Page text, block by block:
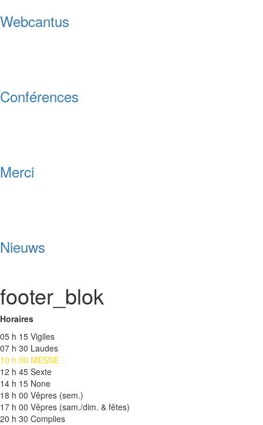
Webcantus
Conférences
Merci
Nieuws
footer_blok
Horaires
05 h 15 Vigiles
07 h 30 Laudes
10 h 00 MESSE
12 h 45 Sexte
14 h 15 None
18 h 00 Vêpres (sem.)
17 h 00 Vêpres (sam./dim. & fêtes)
20 h 30 Complies